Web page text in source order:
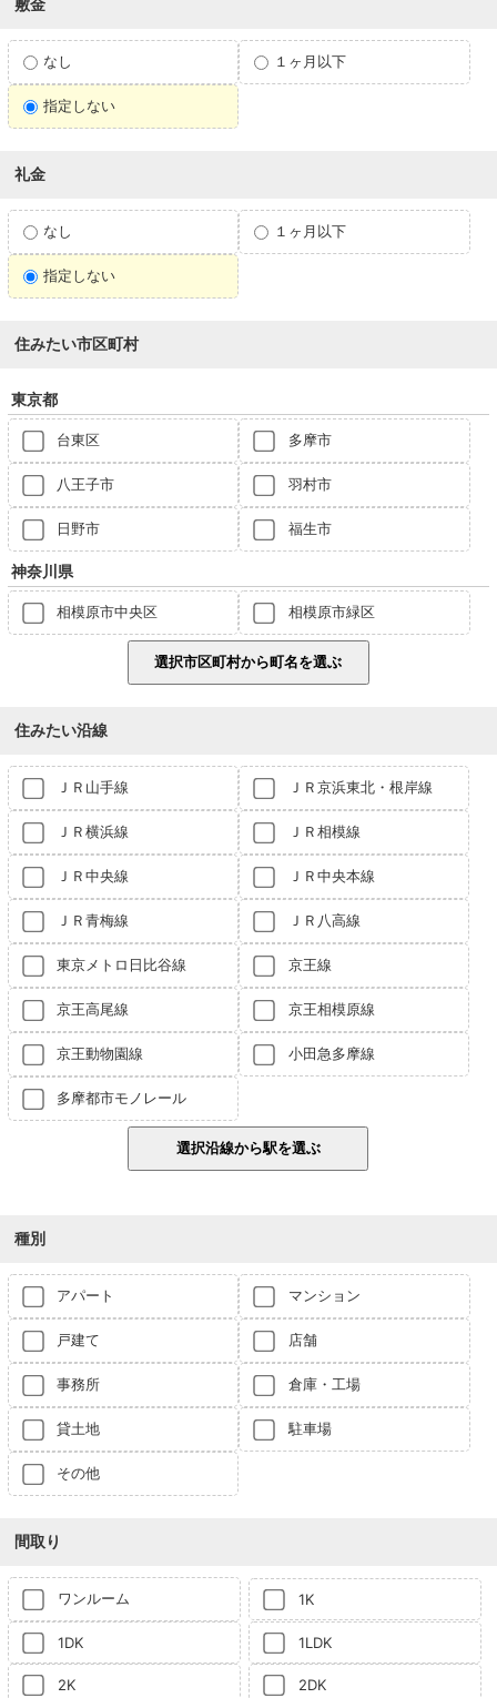
敷金
なし １ヶ月以下
指定しない
礼金
なし １ヶ月以下
指定しない
住みたい市区町村
東京都
台東区 多摩市
八王子市 羽村市
日野市 福生市
神奈川県
相模原市中央区 相模原市緑区
住みたい沿線
ＪＲ山手線 ＪＲ京浜東北・根岸線
ＪＲ横浜線 ＪＲ相模線
ＪＲ中央線 ＪＲ中央本線
ＪＲ青梅線 ＪＲ八高線
東京メトロ日比谷線 京王線
京王高尾線 京王相模原線
京王動物園線 小田急多摩線
多摩都市モノレール
種別
アパート マンション
戸建て 店舗
事務所 倉庫・工場
貸土地 駐車場
その他
間取り
ワンルーム 1K
1DK 1LDK
2K 2DK